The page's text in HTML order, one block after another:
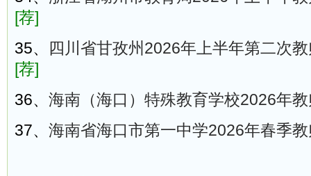
[荐]
35、
四川省甘孜州2026年上半年第二次
[荐]
36、 海南（海口）特殊教育学校2026年
37、 海南省海口市第一中学2026年春季